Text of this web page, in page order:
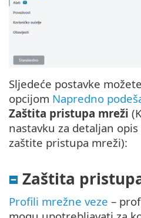
Sljedeće postavke
opcijom Napredno
Zaštita pristupa mreži
nastavku za detaljan
zaštite pristupa mreži):
Zaštita
Profili mrežne veze –